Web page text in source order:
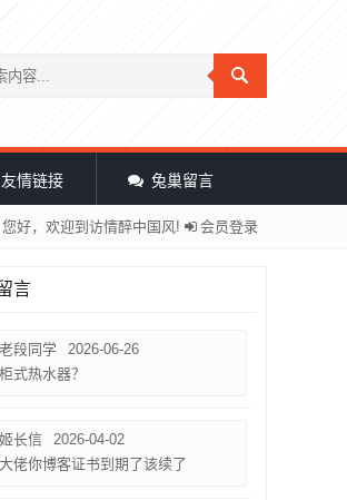
友情链接 兔巢留言
您好，欢迎到访情醉中国风! 会员登录
言
老段同学
2026-06-26
柜式热水器？
姬长信
2026-04-02
大佬你博客证书到期了该续了